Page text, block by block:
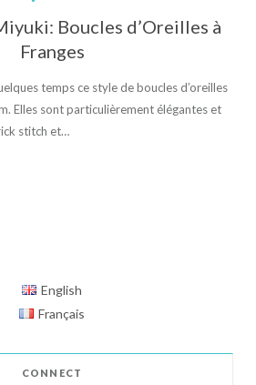
Boucles d’Oreilles à
Franges
temps ce style de boucles d’oreilles
Elles sont particulièrement élégantes et
stitch et…
English
Français
CONNECT